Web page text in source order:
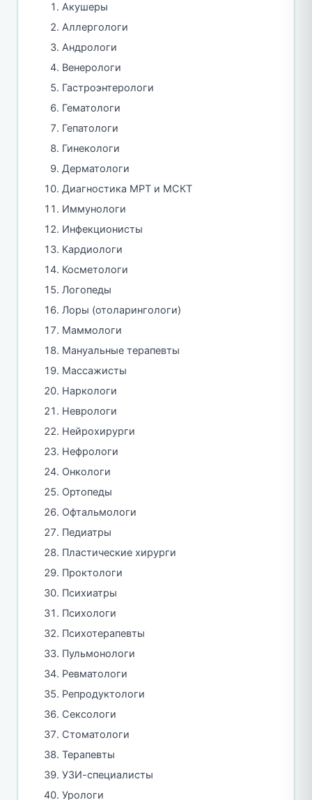
Акушеры
Аллергологи
Андрологи
Венерологи
Гастроэнтерологи
Гематологи
Гепатологи
Гинекологи
Дерматологи
Диагностика МРТ и МСКТ
Иммунологи
Инфекционисты
Кардиологи
Косметологи
Логопеды
Лоры (отоларингологи)
Маммологи
Мануальные терапевты
Массажисты
Наркологи
Неврологи
Нейрохирурги
Нефрологи
Онкологи
Ортопеды
Офтальмологи
Педиатры
Пластические хирурги
Проктологи
Психиатры
Психологи
Психотерапевты
Пульмонологи
Ревматологи
Репродуктологи
Сексологи
Стоматологи
Терапевты
УЗИ-специалисты
Урологи